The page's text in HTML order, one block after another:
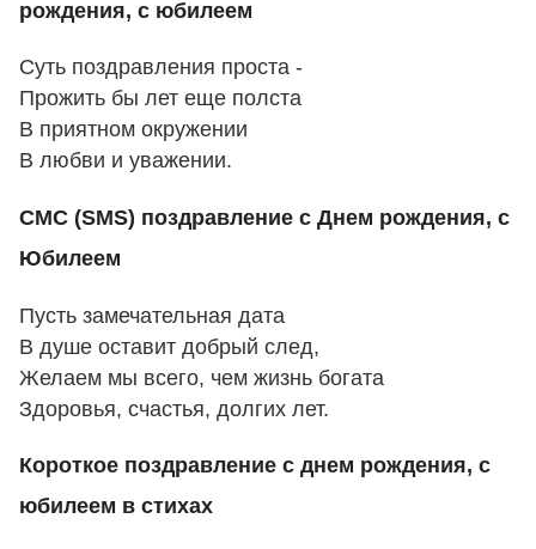
рождения, с юбилеем
Суть поздравления проста -
Прожить бы лет еще полста
В приятном окружении
В любви и уважении.
СМС (SMS) поздравление с Днем рождения, с
Юбилеем
Пусть замечательная дата
В душе оставит добрый след,
Желаем мы всего, чем жизнь богата
Здоровья, счастья, долгих лет.
Короткое поздравление с днем рождения, с
юбилеем в стихах